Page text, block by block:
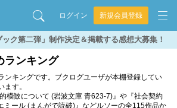
ログイン 新規会員登録
ック第二弾」制作決定＆掲載する感想大募集！
ランキング
ンキングです。ブクログユーザが本棚登録してい
す。
模倣について (岩波文庫 青623-7)』や『社会契約
ミール (まんがで読破)』などルソーの全115作品か